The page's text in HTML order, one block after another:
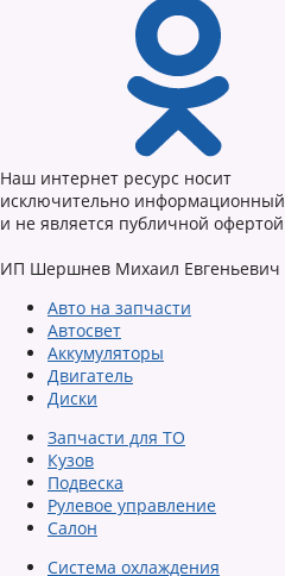
Наш интернет ресурс носит
исключительно информационный
и не является публичной офертой
ИП Шершнев Михаил Евгеньевич
Авто на запчасти
Автосвет
Аккумуляторы
Двигатель
Диски
Запчасти для ТО
Кузов
Подвеска
Рулевое управление
Салон
Система охлаждения